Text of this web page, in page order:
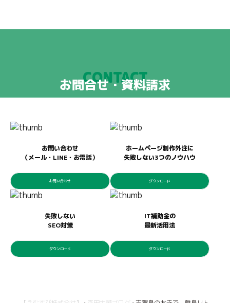
CONTACT
お問合せ・資料請求
お問い合わせ
（メール・LINE・お電話）
お問い合わせ
ホームページ制作外注に
失敗しない3つのノウハウ
ダウンロード
失敗しない
SEO対策
ダウンロード
IT補助金の
最新活用法
ダウンロード